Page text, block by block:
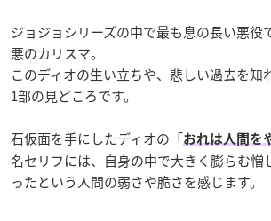
ジョジョシリーズの中で最も息の長い悪役
悪のカリスマ。
このディオの生い立ちや、悲しい過去を知
1部の見どころです。
石仮面を手にしたディオの「おれは人間を
名セリフには、自身の中で大きく膨らむ憎
ったという人間の弱さや脆さを感じます。